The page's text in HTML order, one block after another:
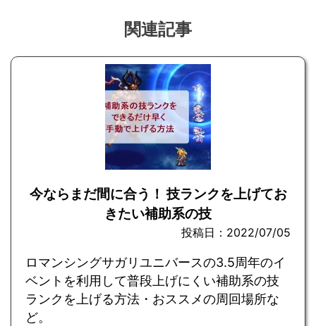
関連記事
今ならまだ間に合う！ 技ランクを上げてお
きたい補助系の技
投稿日：2022/07/05
ロマンシングサガリユニバースの3.5周年のイ
ベントを利用して普段上げにくい補助系の技
ランクを上げる方法・おススメの周回場所な
ど。